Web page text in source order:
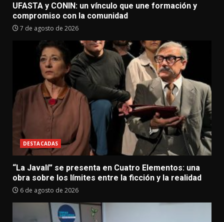
UFASTA y CONIN: un vínculo que une formación y
compromiso con la comunidad
7 de agosto de 2026
DESTACADAS
“La Javalí” se presenta en Cuatro Elementos: una
obra sobre los límites entre la ficción y la realidad
6 de agosto de 2026